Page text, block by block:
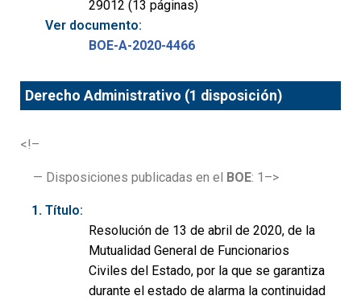
29012 (13 páginas)
Ver documento:
BOE-A-2020-4466
Derecho Administrativo (1 disposición)
<!–
— Disposiciones publicadas en el BOE: 1–>
Título:
Resolución de 13 de abril de 2020, de la
Mutualidad General de Funcionarios
Civiles del Estado, por la que se garantiza
durante el estado de alarma la continuidad